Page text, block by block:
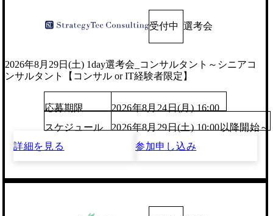
受付中 選考会
2026年8月29日(土) 1day選考会_コンサルタント～シニアコ
ンサルタント【コンサル or IT経験者限定】
応募期限
2026年8月24日(月) 16:00
スケジュール
2026年8月29日(土) 10:00以降開始～
詳細を見る
参加申し込み